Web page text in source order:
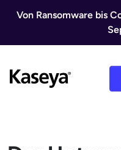
Von Ransomware bis